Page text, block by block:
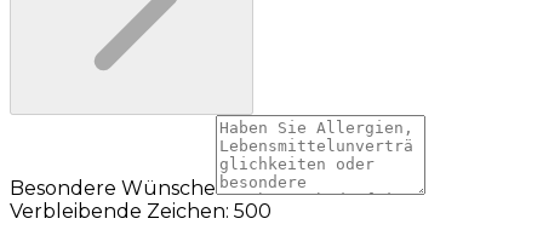
Besondere Wünsche
Verbleibende Zeichen: 500